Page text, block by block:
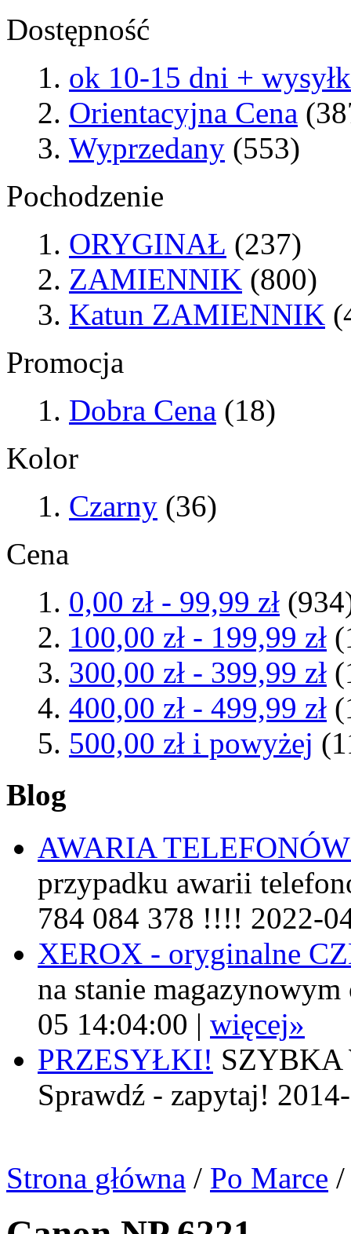
Dostępność
ok 10-15 dni +
Orientacyjna Cena
Wyprzedany (553)
Pochodzenie
ORYGINAŁ (237)
ZAMIENNIK (800)
Katun ZAMIENNIK
Promocja
Dobra Cena (18)
Kolor
Czarny (36)
Cena
0,00 zł - 99,99 zł
100,00 zł - 199,99 zł
300,00 zł - 399,99 zł
400,00 zł - 499,99 zł
500,00 zł i powyżej
Blog
AWARIA
przypadku awarii
784 084 378 !!!! 2022-
XEROX - oryginalne
na stanie
05 14:04:00 | więcej»
PRZESYŁKI! SZYBKA
Sprawdź - zapytaj!
Strona główna / Po Marce /